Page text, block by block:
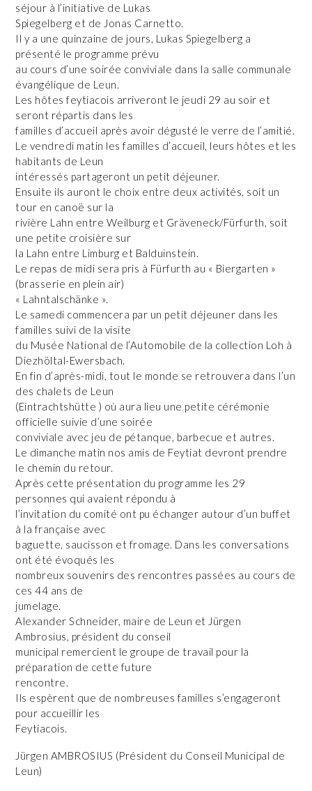
séjour à l’initiative de Lukas
Spiegelberg et de Jonas Carnetto.
Il y a une quinzaine de jours, Lukas Spiegelberg a
présenté le programme prévu
au cours d’une soirée conviviale dans la salle communale
évangélique de Leun.
Les hôtes feytiacois arriveront le jeudi 29 au soir et
seront répartis dans les
familles d’accueil après avoir dégusté le verre de l’amitié.
Le vendredi matin les familles d’accueil, leurs hôtes et les
habitants de Leun
intéressés partageront un petit déjeuner.
Ensuite ils auront le choix entre deux activités, soit un
tour en canoë sur la
rivière Lahn entre Weilburg et Gräveneck/Fürfurth, soit
une petite croisière sur
la Lahn entre Limburg et Balduinstein.
Le repas de midi sera pris à Fürfurth au « Biergarten »
(brasserie en plein air)
« Lahntalschänke ».
Le samedi commencera par un petit déjeuner dans les
familles suivi de la visite
du Musée National de l’Automobile de la collection Loh à
Diezhöltal-Ewersbach.
En fin d’après-midi, tout le monde se retrouvera dans l’un
des chalets de Leun
(Eintrachtshütte ) où aura lieu une petite cérémonie
officielle suivie d’une soirée
conviviale avec jeu de pétanque, barbecue et autres.
Le dimanche matin nos amis de Feytiat devront prendre
le chemin du retour.
Après cette présentation du programme les 29
personnes qui avaient répondu à
l’invitation du comité ont pu échanger autour d’un buffet
à la française avec
baguette, saucisson et fromage. Dans les conversations
ont été évoqués les
nombreux souvenirs des rencontres passées au cours de
ces 44 ans de
jumelage.
Alexander Schneider, maire de Leun et Jürgen
Ambrosius, président du conseil
municipal remercient le groupe de travail pour la
préparation de cette future
rencontre.
Ils espèrent que de nombreuses familles s’engageront
pour accueillir les
Feytiacois.
Jürgen AMBROSIUS (Président du Conseil Municipal de
Leun)